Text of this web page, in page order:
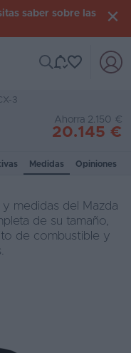
saber sobre las
3
Ahorra 2.150 €
20.145 €
Medidas Opiniones
medidas del Mazda
de su tamaño,
de combustible y